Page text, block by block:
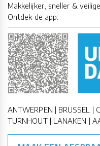
Makkelijker, sneller &
Ontdek de app.
ANTWERPEN | BRUSSEL |
TURNHOUT | LANAKEN |